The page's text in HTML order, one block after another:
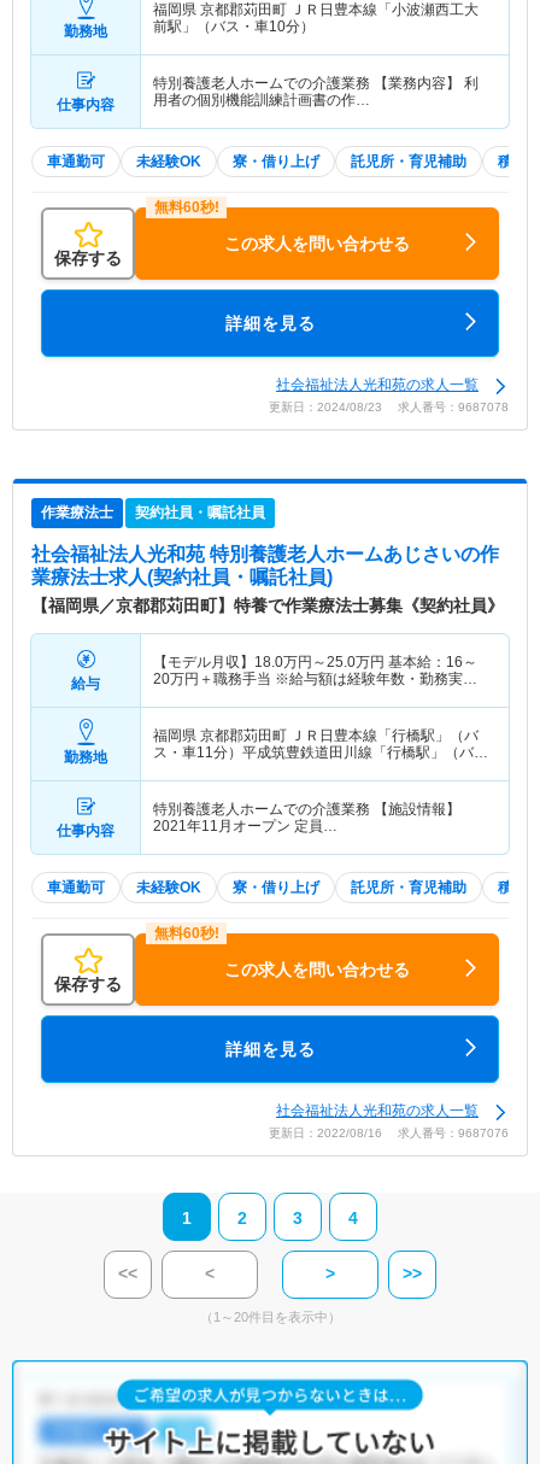
勤務地
福岡県 京都郡苅田町 ＪＲ日豊本線「小波瀬西工大
前駅」（バス・車10分）
仕事内容
特別養護老人ホームでの介護業務 【業務内容】 利
用者の個別機能訓練計画書の作…
車通勤可 未経験OK 寮・借り上げ 託児所・育児補助 積極
保存する
この求人を問い合わせる
詳細を見る
社会福祉法人光和苑の求人一覧
更新日：2024/08/23 求人番号：9687078
作業療法士 契約社員・嘱託社員
社会福祉法人光和苑 特別養護老人ホームあじさいの作
業療法士求人(契約社員・嘱託社員)
【福岡県／京都郡苅田町】特養で作業療法士募集《契約社員》
給与
【モデル月収】 18.0万円～25.0万円 基本給：16～
20万円＋職務手当 ※給与額は経験年数・勤務実績
勤務地
福岡県 京都郡苅田町 ＪＲ日豊本線「行橋駅」（バ
ス・車11分）平成筑豊鉄道田川線「行橋駅」（バ
仕事内容
特別養護老人ホームでの介護業務 【施設情報】
2021年11月オープン 定員…
車通勤可 未経験OK 寮・借り上げ 託児所・育児補助 積極
保存する
この求人を問い合わせる
詳細を見る
社会福祉法人光和苑の求人一覧
更新日：2022/08/16 求人番号：9687076
1 2 3 4
<< < > >>
（1～20件目を表示中）